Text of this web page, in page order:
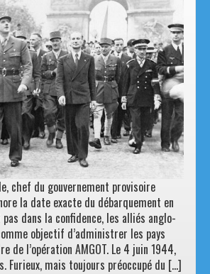
chef du gouvernement provisoire
la date exacte du débarquement en
pas dans la confidence, les alliés anglo-
objectif d’administrer les pays
de l’opération AMGOT. Le 4 juin 1944,
Furieux, mais toujours préoccupé du […]